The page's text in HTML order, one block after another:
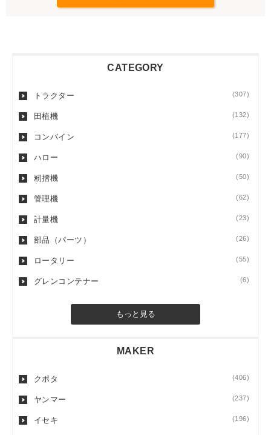
CATEGORY
トラクター (307)
田植機 (132)
コンバイン (177)
ハロー (90)
籾摺機 (50)
管理機 (62)
計量機 (23)
部品（パーツ） (26)
ロータリー (55)
グレンコンテナー (6)
もっと見る
MAKER
クボタ (406)
ヤンマー (237)
イセキ (196)